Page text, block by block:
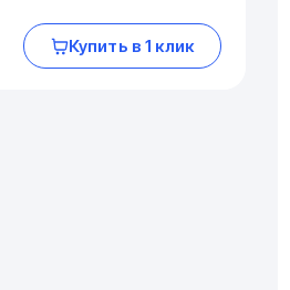
Купить в 1 клик